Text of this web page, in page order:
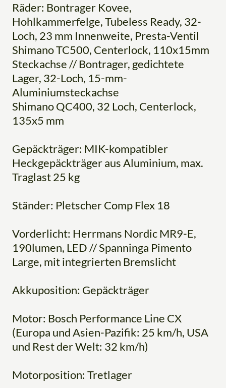
Räder: Bontrager Kovee,
Hohlkammerfelge, Tubeless Ready, 32-
Loch, 23 mm Innenweite, Presta-Ventil
Shimano TC500, Centerlock, 110x15mm
Steckachse // Bontrager, gedichtete
Lager, 32-Loch, 15-mm-
Aluminiumsteckachse
Shimano QC400, 32 Loch, Centerlock,
135x5 mm
Gepäckträger: MIK-kompatibler
Heckgepäckträger aus Aluminium, max.
Traglast 25 kg
Ständer: Pletscher Comp Flex 18
Vorderlicht: Herrmans Nordic MR9-E,
190lumen, LED // Spanninga Pimento
Large, mit integrierten Bremslicht
Akkuposition: Gepäckträger
Motor: Bosch Performance Line CX
(Europa und Asien-Pazifik: 25 km/h, USA
und Rest der Welt: 32 km/h)
Motorposition: Tretlager